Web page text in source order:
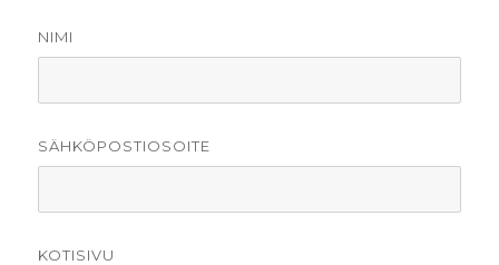
NIMI
SÄHKÖPOSTIOSOITE
KOTISIVU